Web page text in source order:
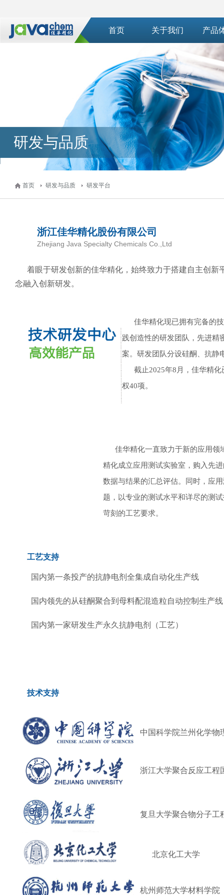
首页 关于我们 产品
研发与品质
首页 研发与品质 研发平台
浙江佳华精化股份有限公司
Zhejiang Java Specialty Chemicals Co.,Ltd
着眼于研发创新的佳华精化，始终致力于搭建自主创新
念融入创新研发。
佳华精化现已拥有完备的
践创造性的研发团队，先进精
案。研发团队分设硅酮、抗静
截止2025年8月，佳华精化
权40项。
佳华精化一直致力于新的应用领
精化成立应用测试实验室，购入先
数据与结果的汇总评估。同时，应
题，以专业的测试水平和详尽的测
苛刻的工艺要求。
工艺支持
国内第一条投产的抗静电剂全集成自动化生产线
国内领先的从硅酮聚合到母料配混造粒自动控制生产
国内第一家研发生产永久抗静电剂（工艺）
技术支持
中国科学院兰州化学物
浙江大学聚合反应工程
复旦大学聚合物分子工
北京化工大学
杭州师范大学材料学院